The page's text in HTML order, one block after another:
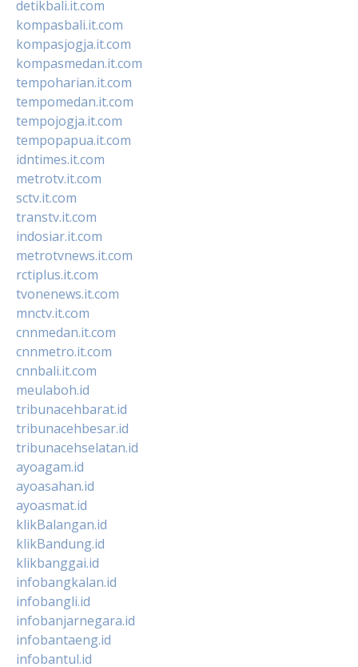
detikbali.it.com
kompasbali.it.com
kompasjogja.it.com
kompasmedan.it.com
tempoharian.it.com
tempomedan.it.com
tempojogja.it.com
tempopapua.it.com
idntimes.it.com
metrotv.it.com
sctv.it.com
transtv.it.com
indosiar.it.com
metrotvnews.it.com
rctiplus.it.com
tvonenews.it.com
mnctv.it.com
cnnmedan.it.com
cnnmetro.it.com
cnnbali.it.com
meulaboh.id
tribunacehbarat.id
tribunacehbesar.id
tribunacehselatan.id
ayoagam.id
ayoasahan.id
ayoasmat.id
klikBalangan.id
klikBandung.id
klikbanggai.id
infobangkalan.id
infobangli.id
infobanjarnegara.id
infobantaeng.id
infobantul.id